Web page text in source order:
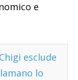
e
esclude
lo